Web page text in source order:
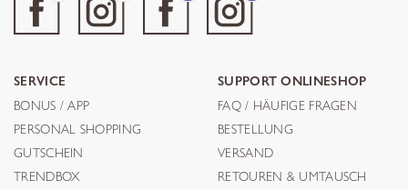
SERVICE
BONUS / APP
PERSONAL SHOPPING
GUTSCHEIN
TRENDBOX
SUPPORT ONLINESHOP
FAQ / HÄUFIGE FRAGEN
BESTELLUNG
VERSAND
RETOUREN & UMTAUSCH